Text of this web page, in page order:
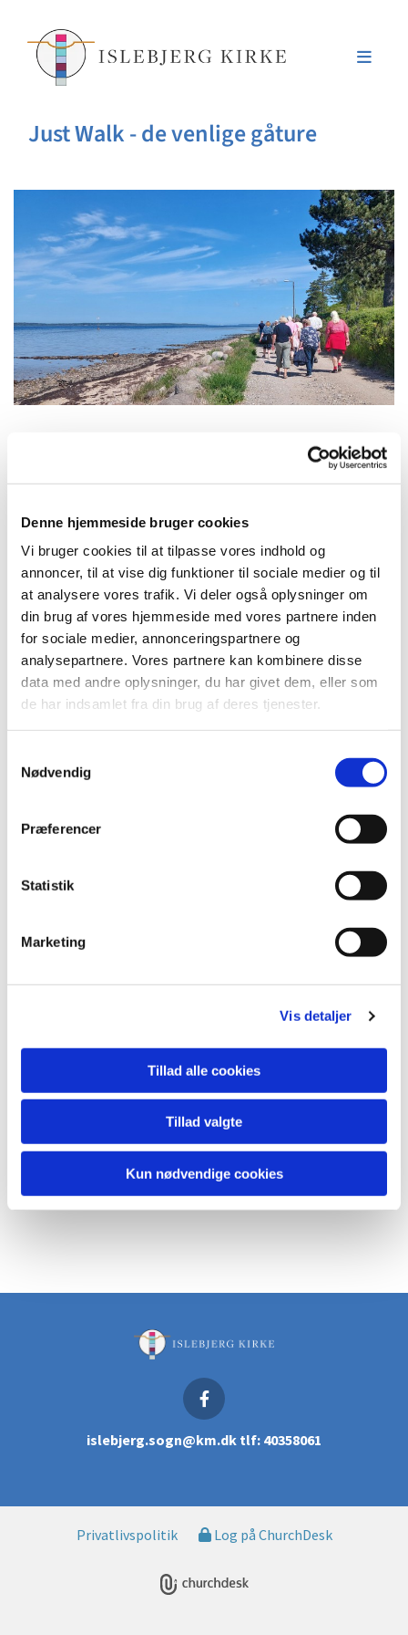
Denne hjemmeside bruger cookies
Vi bruger cookies til at tilpasse vores indhold og
annoncer, til at vise dig funktioner til sociale medier og til
at analysere vores trafik. Vi deler også oplysninger om
din brug af vores hjemmeside med vores partnere inden
for sociale medier, annonceringspartnere og
analysepartnere. Vores partnere kan kombinere disse
data med andre oplysninger, du har givet dem, eller som
de har indsamlet fra din brug af deres tjenester.
Nødvendig
Præferencer
Statistik
Marketing
Vis detaljer
Tillad alle cookies
Tillad valgte
Kun nødvendige cookies
Just Walk - de venlige gåture
Torsdag 29. juli 2027, kl. 16:00 - 17:00
Anna-Marie Lauenstein
Vi går en time i et tempo, hvor alle kan være med.
Vi mødes ved det runde bord/bænkesæt ved kirken, og
efter gåturen hygger vi med en kop varm kaffe eller the.
Du vil måske også kunne lide...
islebjerg.sogn@km.dk tlf: 40358061
Privatlivspolitik Log på ChurchDesk